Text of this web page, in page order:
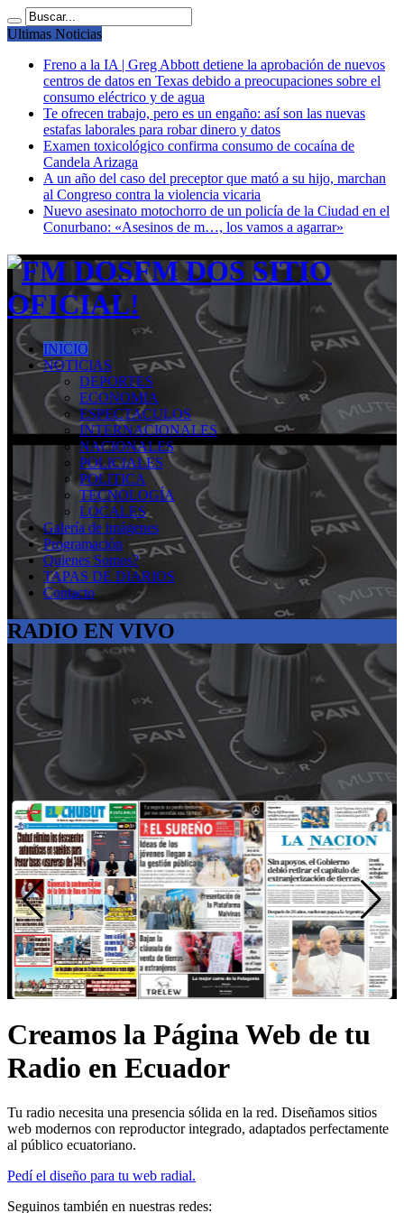
Ultimas Noticias
Freno a la IA | Greg Abbott detiene la aprobación de nuevos
centros de datos en Texas debido a preocupaciones sobre el
consumo eléctrico y de agua
Te ofrecen trabajo, pero es un engaño: así son las nuevas
estafas laborales para robar dinero y datos
Examen toxicológico confirma consumo de cocaína de
Candela Arizaga
A un año del caso del preceptor que mató a su hijo, marchan
al Congreso contra la violencia vicaria
Nuevo asesinato motochorro de un policía de la Ciudad en el
Conurbano: «Asesinos de m…, los vamos a agarrar»
FM DOS SITIO
OFICIAL!
INICIO
NOTICIAS
DEPORTES
ECONOMIA
ESPECTACULOS
INTERNACIONALES
NACIONALES
POLICIALES
POLITICA
TECNOLOGÍA
LOCALES
Galería de imágenes
Programación
Quienes Somos?
TAPAS DE DIARIOS
Contacto
RADIO EN VIVO
Creamos la Página Web de tu
Radio en Ecuador
Tu radio necesita una presencia sólida en la red. Diseñamos sitios
web modernos con reproductor integrado, adaptados perfectamente
al público ecuatoriano.
Pedí el diseño para tu web radial.
Seguinos también en nuestras redes: